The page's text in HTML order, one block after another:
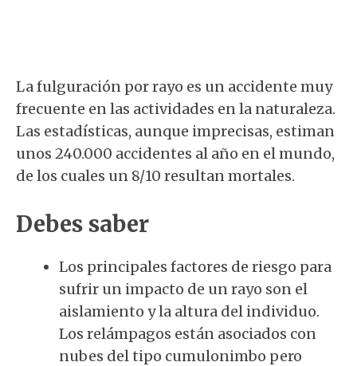
La fulguración por rayo es un accidente muy
frecuente en las actividades en la naturaleza.
Las estadísticas, aunque imprecisas, estiman
unos 240.000 accidentes al año en el mundo,
de los cuales un 8/10 resultan mortales.
Debes saber
Los principales factores de riesgo para
sufrir un impacto de un rayo son el
aislamiento y la altura del individuo.
Los relámpagos están asociados con
nubes del tipo cumulonimbo pero